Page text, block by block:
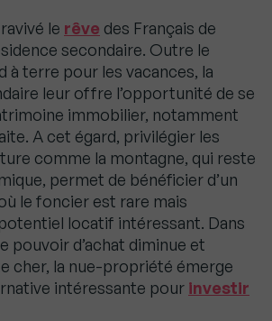
le rêve des Français de
secondaire. Outre le
à terre pour les vacances, la
leur offre l’opportunité de se
immobilier, notamment
A cet égard, privilégier les
comme la montagne, qui reste
permet de bénéficier d’un
le foncier est rare mais
locatif intéressant. Dans
pouvoir d’achat diminue et
cher, la nue-propriété émerge
intéressante pour investir